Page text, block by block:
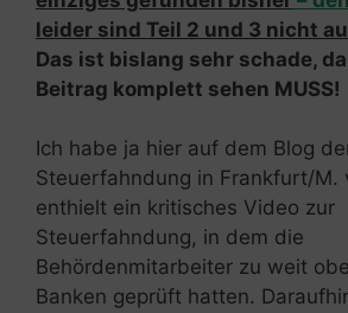
leider sind Teil 2 und 3 nicht
Das ist bislang sehr schade,
Beitrag komplett sehen MUSS!
Ich habe ja hier auf dem Blog
Steuerfahndung in Frankfurt/M.
enthielt ein kritisches Video zur
Steuerfahndung, in dem die
Behördenmitarbeiter zu weit
Banken geprüft hatten.